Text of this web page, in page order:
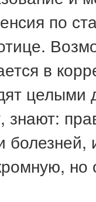
по
в
целыми
знают:
болезней,